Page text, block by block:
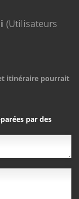
(Utilisateurs
itinéraire pourrait
par des